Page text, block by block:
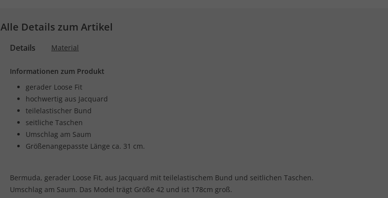
Alle Details zum Artikel
Details Material
Informationen zum Produkt
gerader Loose Fit
hochwertig aus Jacquard
teilelastischer Bund
seitliche Taschen
Umschlag am Saum
Größenangepasste Länge ca. 31 cm.
Bermuda, gerader Loose Fit, aus Jacquard mit teilelastischem Bund und seitlichen Taschen.
Umschlag am Saum. Das Model trägt Größe 42 und ist 178cm groß.